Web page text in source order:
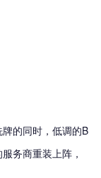
的同时，低调的B
务商重装上阵，